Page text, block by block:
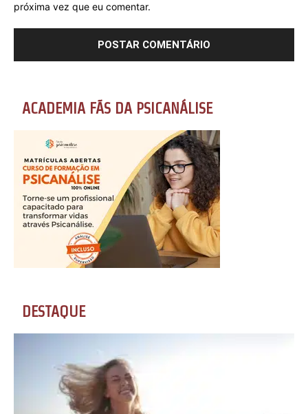
próxima vez que eu comentar.
ACADEMIA FÃS DA PSICANÁLISE
DESTAQUE